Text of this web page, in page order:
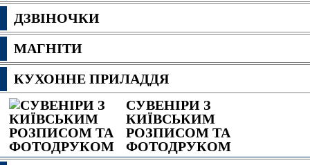
ДЗВІНОЧКИ
МАГНІТИ
КУХОННЕ ПРИЛАДДЯ
СУВЕНІРИ З
КИЇВСЬКИМ
РОЗПИСОМ ТА
ФОТОДРУКОМ